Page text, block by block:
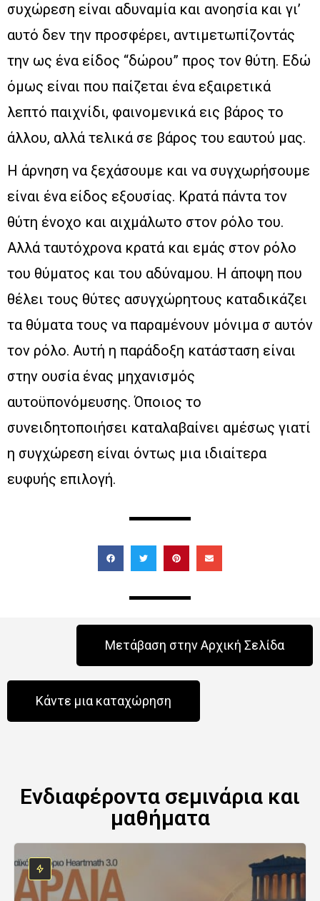
συχώρεση είναι αδυναμία και ανοησία και γι’
αυτό δεν την προσφέρει, αντιμετωπίζοντάς
την ως ένα είδος “δώρου” προς τον θύτη. Εδώ
όμως είναι που παίζεται ένα εξαιρετικά
λεπτό παιχνίδι, φαινομενικά εις βάρος το
άλλου, αλλά τελικά σε βάρος του εαυτού μας.
Η άρνηση να ξεχάσουμε και να συγχωρήσουμε
είναι ένα είδος εξουσίας. Κρατά πάντα τον
θύτη ένοχο και αιχμάλωτο στον ρόλο του.
Αλλά ταυτόχρονα κρατά και εμάς στον ρόλο
του θύματος και του αδύναμου. Η άποψη που
θέλει τους θύτες ασυγχώρητους καταδικάζει
τα θύματα τους να παραμένουν μόνιμα σ αυτόν
τον ρόλο. Αυτή η παράδοξη κατάσταση είναι
στην ουσία ένας μηχανισμός
αυτοϋπονόμευσης. Όποιος το
συνειδητοποιήσει καταλαβαίνει αμέσως γιατί
η συγχώρεση είναι όντως μια ιδιαίτερα
ευφυής επιλογή.
Μετάβαση στην Αρχική Σελίδα
Κάντε μια καταχώρηση
Ενδιαφέροντα σεμινάρια και
μαθήματα